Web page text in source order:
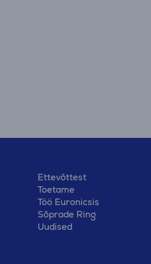
Ettevõttest
Toetame
Töö Euronicsis
Sõprade Ring
Uudised